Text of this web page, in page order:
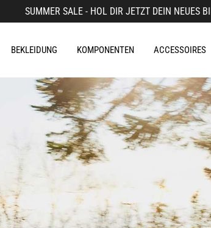
SUMMER SALE - HOL DIR JETZT DEIN NEUES
BEKLEIDUNG KOMPONENTEN ACCESSOIRES